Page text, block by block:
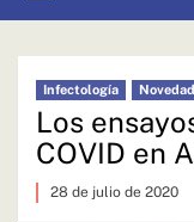
Infectología
Los
COVID en
28 de julio de 2020